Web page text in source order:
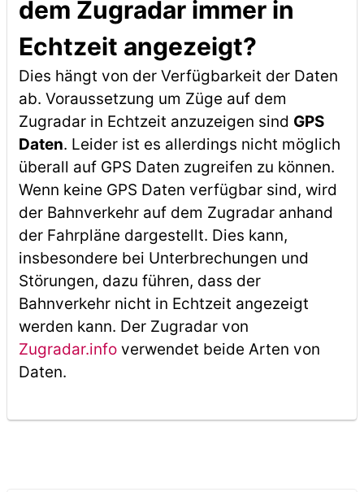
dem Zugradar immer in
Echtzeit angezeigt?
Dies hängt von der Verfügbarkeit der Daten
ab. Voraussetzung um Züge auf dem
Zugradar in Echtzeit anzuzeigen sind GPS
Daten. Leider ist es allerdings nicht möglich
überall auf GPS Daten zugreifen zu können.
Wenn keine GPS Daten verfügbar sind, wird
der Bahnverkehr auf dem Zugradar anhand
der Fahrpläne dargestellt. Dies kann,
insbesondere bei Unterbrechungen und
Störungen, dazu führen, dass der
Bahnverkehr nicht in Echtzeit angezeigt
werden kann. Der Zugradar von
Zugradar.infoverwendet beide Arten von
Daten.